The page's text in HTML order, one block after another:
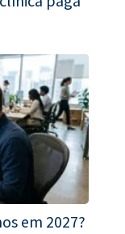
em 2027?